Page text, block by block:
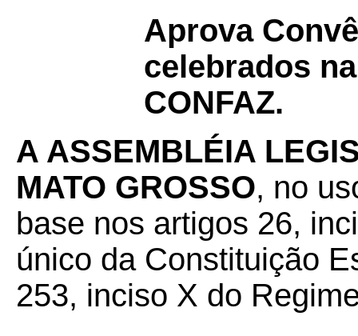
Aprova
celebrados
CONFAZ.
A ASSEMBLÉIA
MATO GROSSO, no
base nos artigos 26,
único da Constituição
253, inciso X do